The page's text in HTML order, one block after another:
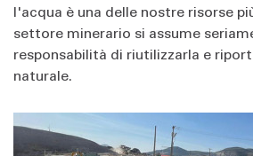
l'acqua è una delle nostre risorse
settore minerario si assume
responsabilità di riutilizzarla e
naturale.